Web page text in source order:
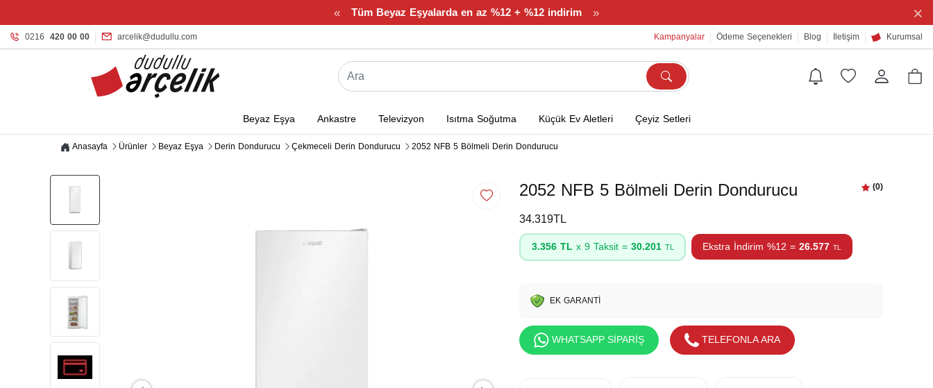
« Tüm Beyaz Eşyalarda en az %12 + %12 indirim » ×
0216 420 00 00 arcelik@dudullu.com Kampanyalar Ödeme Seçenekleri Blog İletişim Kurumsal
Beyaz Eşya Ankastre Televizyon Isıtma Soğutma Küçük Ev Aletleri Çeyiz Setleri
Anasayfa Ürünler Beyaz Eşya Derin Dondurucu Çekmeceli Derin Dondurucu 2052 NFB 5 Bölmeli Derin Dondurucu
2052 NFB 5 Bölmeli Derin Dondurucu (0)
34.319TL
3.356 TLx 9 Taksit = 30.201 TL Ekstra İndirim %12 = 26.577 TL
EK GARANTİ
WHATSAPP SİPARİŞ TELEFONLA ARA